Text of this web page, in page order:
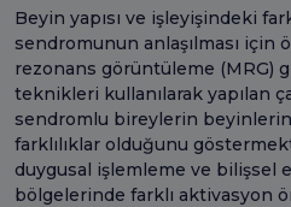
Beyin yapısı ve işleyişindeki
sendromunun anlaşılması için
rezonans görüntüleme (MRG)
teknikleri kullanılarak yapılan
sendromlu bireylerin
farklılıklar olduğunu
duygusal işlemleme ve bilişsel
bölgelerinde farklı aktivasyon